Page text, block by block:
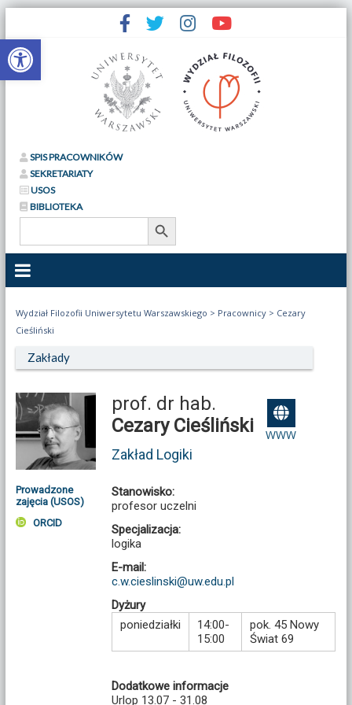
Otwórz pasek narzędzi
SPIS PRACOWNIKÓW
SEKRETARIATY
USOS
BIBLIOTEKA
Search
Search Button
Wydział Filozofii Uniwersytetu Warszawskiego > Pracownicy> Cezary
Cieśliński
Zakłady
Prowadzone
zajęcia (USOS)
ORCID
prof. dr hab.
Cezary Cieśliński
WWW
Zakład Logiki
Stanowisko:
profesor uczelni
Specjalizacja:
logika
E-mail:
c.w.cieslinski@uw.edu.pl
Dyżury
poniedziałki
14:00-
15:00
pok. 45 Nowy
Świat 69
Dodatkowe informacje
Urlop 13.07 - 31.08